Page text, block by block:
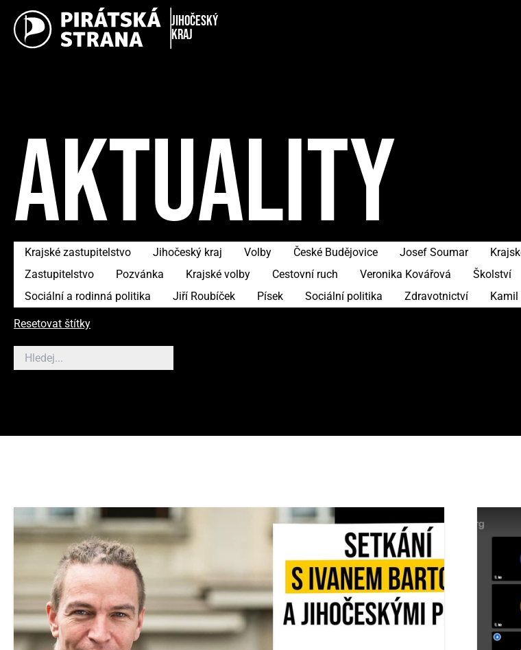
Jihočeský
kraj
AKTUALITY
Krajské zastupitelstvo Jihočeský kraj Volby České Budějovice Josef Soumar
Zastupitelstvo
Pozvánka Krajské volby Cestovní ruch Veronika Kovářová Školství
Sociální a rodinná politika
Jiří Roubíček Písek Sociální politika Zdravotnictví Kamil
Resetovat štítky